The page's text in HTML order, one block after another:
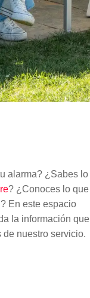
alarma? ¿Sabes lo
? ¿Conoces lo que
En este espacio
la información que
nuestro servicio.